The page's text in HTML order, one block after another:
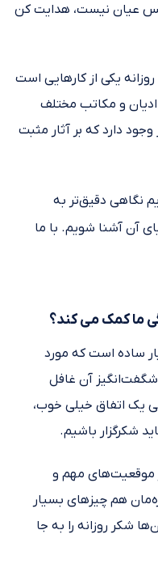
عیان نیست، هدایت کن
یکی از کارهایی است
و مکاتب مختلف
دارد که بر آثار مثبت
نگاهی دقیق‌تر به
آن آشنا شویم. با ما
ما کمک می کند؟
ساده است که مورد
شگفت‌انگیز آن غافل
یک اتفاق خیلی خوب،
شکرگزار باشیم.
موقعیت‌های مهم و
هم چیزهای بسیار
شکر روزانه را به جا